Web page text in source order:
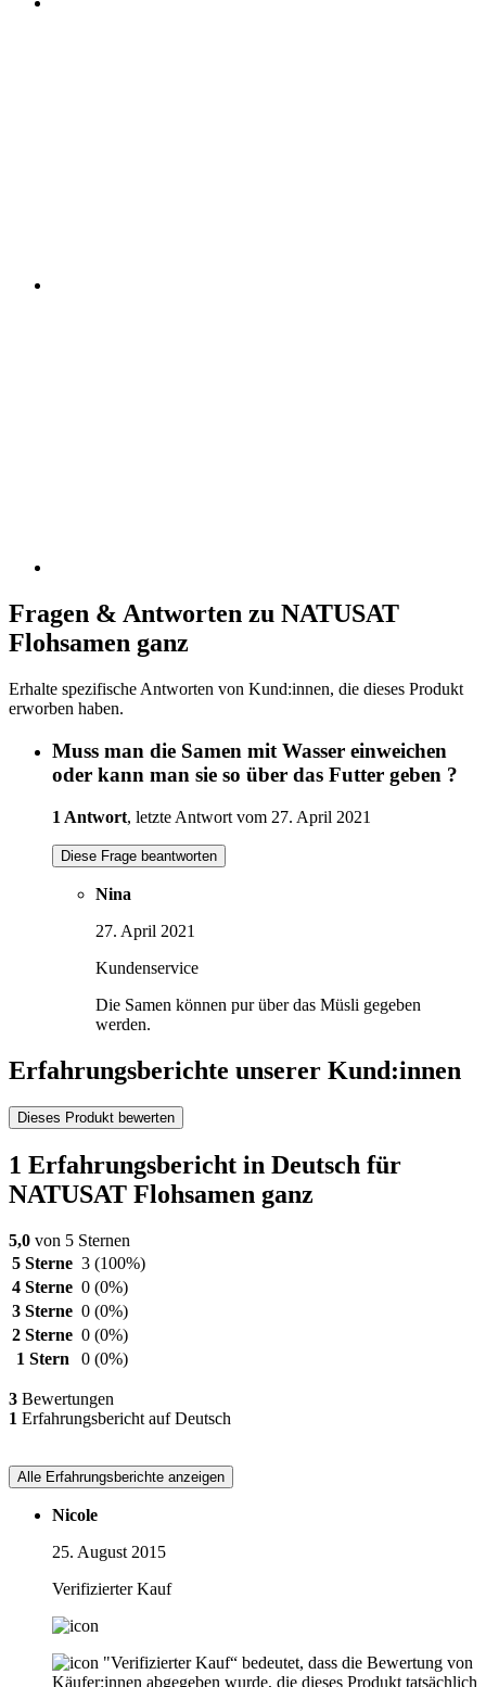
Fragen & Antworten zu NATUSAT
Flohsamen ganz
Erhalte spezifische Antworten von Kund:innen, die dieses Produkt
erworben haben.
Muss man die Samen mit Wasser einweichen
oder kann man sie so über das Futter geben ?
1 Antwort, letzte Antwort vom 27. April 2021
Diese Frage beantworten
Nina
27. April 2021
Kundenservice
Die Samen können pur über das Müsli gegeben
werden.
Erfahrungsberichte unserer Kund:innen
Dieses Produkt bewerten
1 Erfahrungsbericht in Deutsch für
NATUSAT Flohsamen ganz
5,0 von 5 Sternen
5 Sterne 3 (100%)
4 Sterne 0 (0%)
3 Sterne 0 (0%)
2 Sterne 0 (0%)
1 Stern
0 (0%)
3 Bewertungen
1 Erfahrungsbericht auf Deutsch
Alle Erfahrungsberichte anzeigen
Nicole
25. August 2015
Verifizierter Kauf
"Verifizierter Kauf“ bedeutet, dass die Bewertung von
Käufer:innen abgegeben wurde, die dieses Produkt tatsächlich